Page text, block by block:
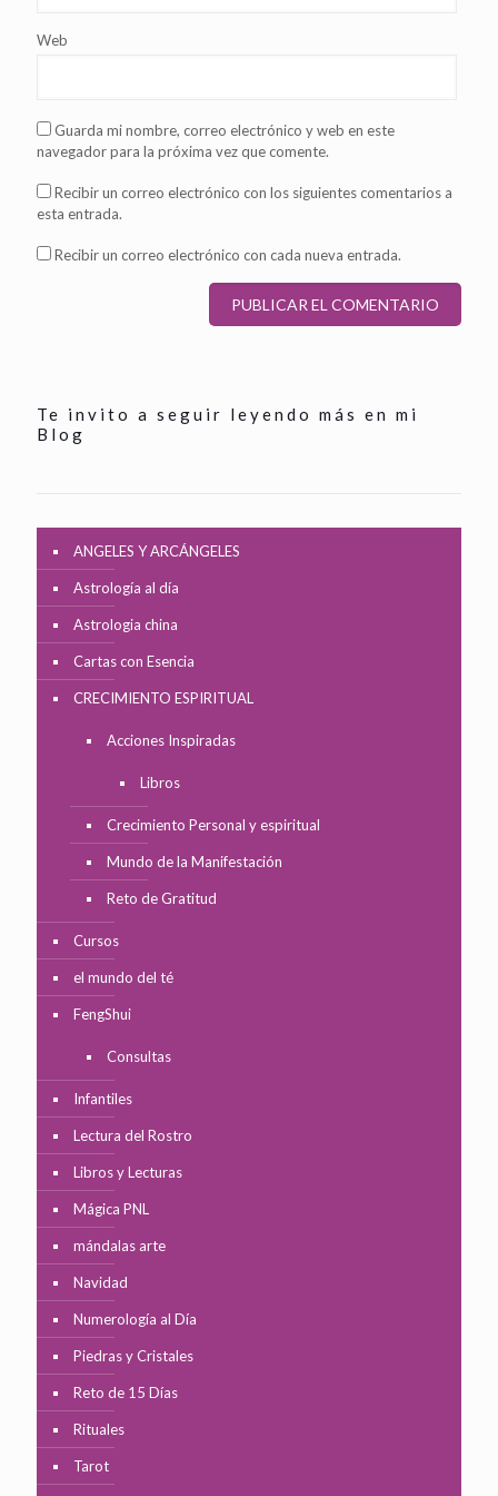
Web
Guarda mi nombre, correo electrónico y web en este
navegador para la próxima vez que comente.
Recibir un correo electrónico con los siguientes comentarios a
esta entrada.
Recibir un correo electrónico con cada nueva entrada.
Te invito a seguir leyendo más en mi
Blog
ANGELES Y ARCÁNGELES
Astrología al día
Astrologia china
Cartas con Esencia
CRECIMIENTO ESPIRITUAL
Acciones Inspiradas
Libros
Crecimiento Personal y espiritual
Mundo de la Manifestación
Reto de Gratitud
Cursos
el mundo del té
FengShui
Consultas
Infantiles
Lectura del Rostro
Libros y Lecturas
Mágica PNL
mándalas arte
Navidad
Numerología al Día
Piedras y Cristales
Reto de 15 Días
Rituales
Tarot